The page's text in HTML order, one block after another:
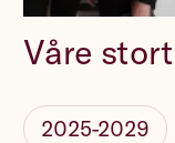
Våre
2025-2029